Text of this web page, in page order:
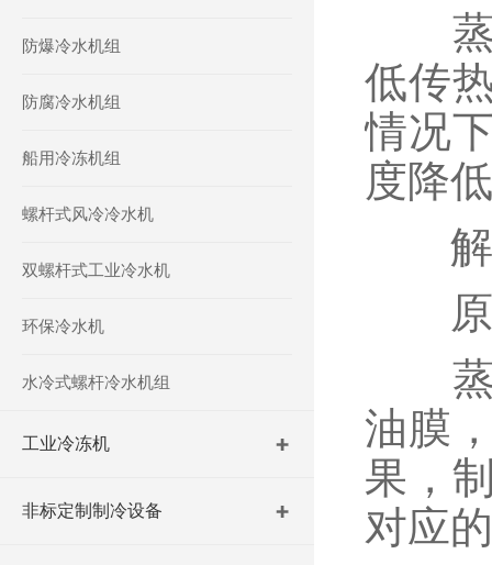
防爆冷水机组
防腐冷水机组
船用冷冻机组
螺杆式风冷冷水机
双螺杆式工业冷水机
环保冷水机
水冷式螺杆冷水机组
工业冷冻机
非标定制制冷设备
蒸
低传
情况
度降
解
原
蒸
油膜
果，
对应